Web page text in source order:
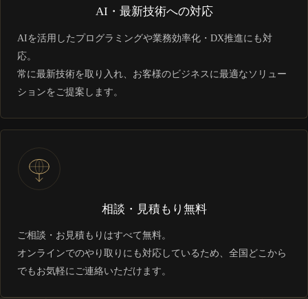
AI・最新技術への対応
AIを活用したプログラミングや業務効率化・DX推進にも対
応。
常に最新技術を取り入れ、お客様のビジネスに最適なソリュー
ションをご提案します。
相談・見積もり無料
ご相談・お見積もりはすべて無料。
オンラインでのやり取りにも対応しているため、全国どこから
でもお気軽にご連絡いただけます。